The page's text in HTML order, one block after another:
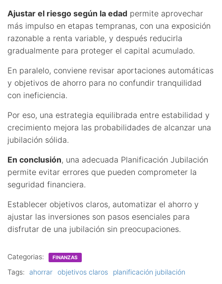
Ajustar el riesgo según la edad permite aprovechar
más impulso en etapas tempranas, con una exposición
razonable a renta variable, y después reducirla
gradualmente para proteger el capital acumulado.
En paralelo, conviene revisar aportaciones automáticas
y objetivos de ahorro para no confundir tranquilidad
con ineficiencia.
Por eso, una estrategia equilibrada entre estabilidad y
crecimiento mejora las probabilidades de alcanzar una
jubilación sólida.
En conclusión, una adecuada Planificación Jubilación
permite evitar errores que pueden comprometer la
seguridad financiera.
Establecer objetivos claros, automatizar el ahorro y
ajustar las inversiones son pasos esenciales para
disfrutar de una jubilación sin preocupaciones.
Categorias: FINANZAS
Tags: ahorrar objetivos claros planificación jubilación